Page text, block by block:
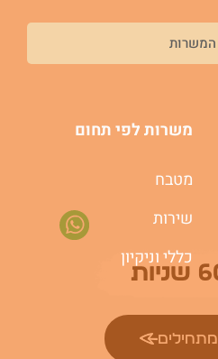
משרות לפי תחום
מטבח
שירות
כללי וניקיון
לוואטסאפ